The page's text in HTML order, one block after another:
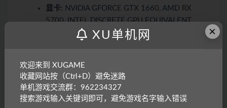
显卡: NVIDIA GFORCE GTX 1660, AMD RX
5700, INTEL DISCRETE GPU EQUIVALENT
存储空间:需要 80 GB 可用空间
推荐配置:
需要 64 位处理器和操作系统
×
XU单机网
欢迎来到 XUGAME
收藏网站按（Ctrl+D）避免迷路
单机游戏交流群：962234327
搜索游戏输入关键词即可，避免游戏名字输入错误